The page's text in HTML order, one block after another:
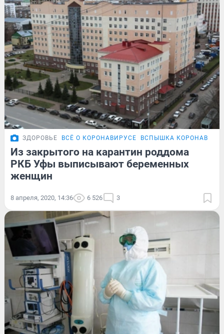
ЗДОРОВЬЕ ВСЁ О КОРОНАВИРУСЕ ВСПЫШКА
Из закрытого на карантин роддома
РКБ Уфы выписывают беременных
женщин
8 апреля, 2020, 14:36 6 526 3